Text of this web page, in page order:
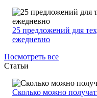
25 предложений для
ежедневно
Посмотреть все
Статьи
Сколько можно